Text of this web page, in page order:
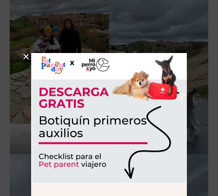
Junto a Olivia en el mirador
de Los 4 postes